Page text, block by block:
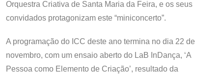
Orquestra Criativa de Santa Maria da Feira, e os seus
convidados protagonizam este “miniconcerto”.
A programação do ICC deste ano termina no dia 22 de
novembro, com um ensaio aberto do LaB InDança, ‘A
Pessoa como Elemento de Criação’, resultado da